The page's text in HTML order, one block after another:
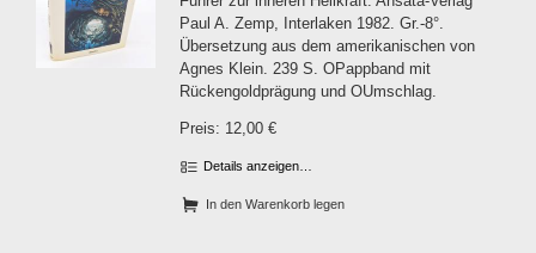
Paul A. Zemp, Interlaken 1982. Gr.-8°.
Übersetzung aus dem amerikanischen von
Agnes Klein. 239 S. OPappband mit
Rückengoldprägung und OUmschlag.
Preis: 12,00 €
Details anzeigen…
In den Warenkorb legen